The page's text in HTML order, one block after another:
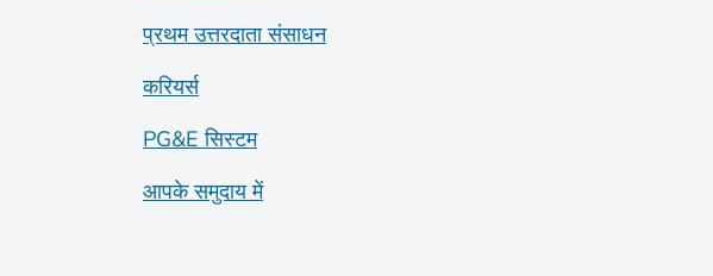
प्रथम उत्तरदाता संसाधन
करियर्स
PG&E सिस्टम
आपके समुदाय में